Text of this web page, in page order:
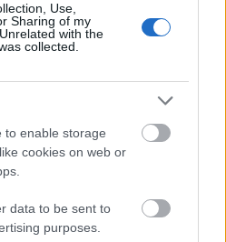
Use,
Sharing of my
with the
collected.
to enable storage
cookies on web or
data to be sent to
purposes.
sona erenEmrah Başsan
Başsan, uzaktan şutları ve
getirecektir. Aynı
da 5 puanın altına
bölgesinde sakatlığı